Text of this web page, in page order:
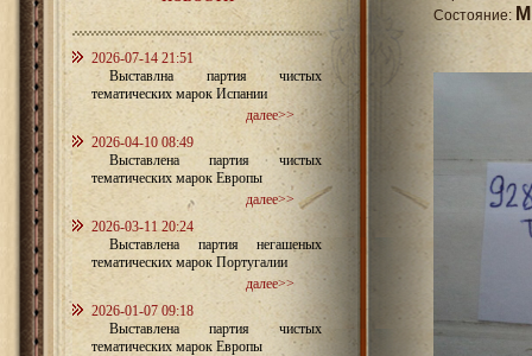
2026-07-14 21:51
Выставлна партия чистых
тематических марок Испании
далее>>
2026-04-10 08:49
Выставлена партия чистых
тематических марок Европы
далее>>
2026-03-11 20:24
Выставлена партия негашеных
тематических марок Португалии
далее>>
2026-01-07 09:18
Выставлена партия чистых
тематических марок Европы
Состояние: